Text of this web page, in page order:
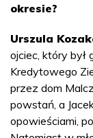
okresie?
Urszula
ojciec, który
Kredytowego
przez dom
powstań, a
opowieściami,